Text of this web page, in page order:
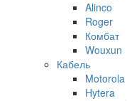
Alinco
Roger
Комбат
Wouxun
Кабель
Motorola
Hytera